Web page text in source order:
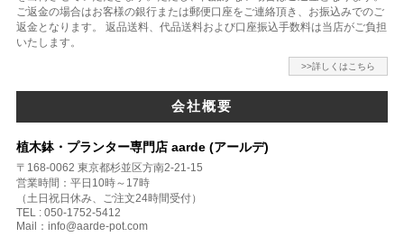
ご返金の場合はお客様の銀行または郵便口座をご連絡頂き、お振込みでのご
返金となります。 返品送料、代品送料および口座振込手数料は当店がご負担
いたします。
>>詳しくはこちら
会社概要
植木鉢・プランター専門店 aarde (アールデ)
〒168-0062 東京都杉並区方南2-21-15
営業時間：平日10時～17時
（土日祝日休み、ご注文24時間受付）
TEL : 050-1752-5412
Mail：info@aarde-pot.com